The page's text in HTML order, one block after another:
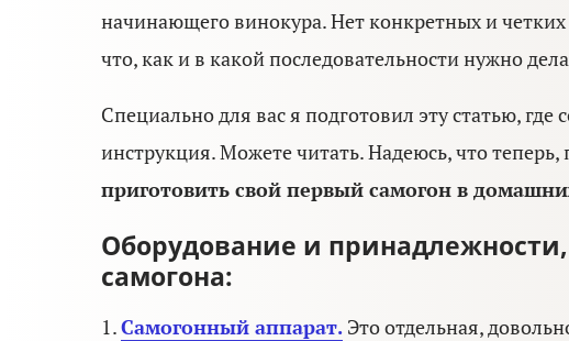
начинающего винокура. Нет конкретных и
что, как и в какой последовательности нужно
Специально для вас я подготовил эту статью,
инструкция. Можете читать. Надеюсь, что
приготовить свой первый самогон в
Оборудование и
самогона:
1.Самогонный аппарат. Это отдельная,